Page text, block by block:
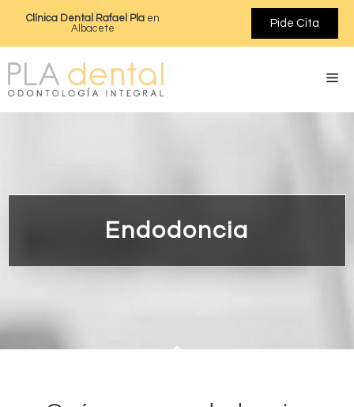
Clínica Dental Rafael Plaen
Albacete
Pide Cita
Endodoncia